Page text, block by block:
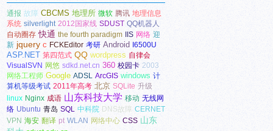
通报 故障 CBCMS 地理所 微软 腾讯 地理信息
系统 silverlight 2012国家线 SDUST QQ机器人
自动圈存 快通 the fourth paradigm IIS 网络 迎
新 jquery c FCKEditor 考研 Android I6500U
ASP.NET 第四范式 QQ wordpress 自律会
VisualSVN 网悠 sdkd.net.cn 360 校园卡 2003
网络工程师 Google ADSL ArcGIS windows 计
算机等级考试 2011年高考 北京 SQLite 升级
linux Nginx 成语 山东科技大学 移动 无线网
络 Ubuntu 青岛 SQL 中科院 DNS故障 CERNET
VPN 海安 翻译 pt WLAN 网络中心 CSS 山东